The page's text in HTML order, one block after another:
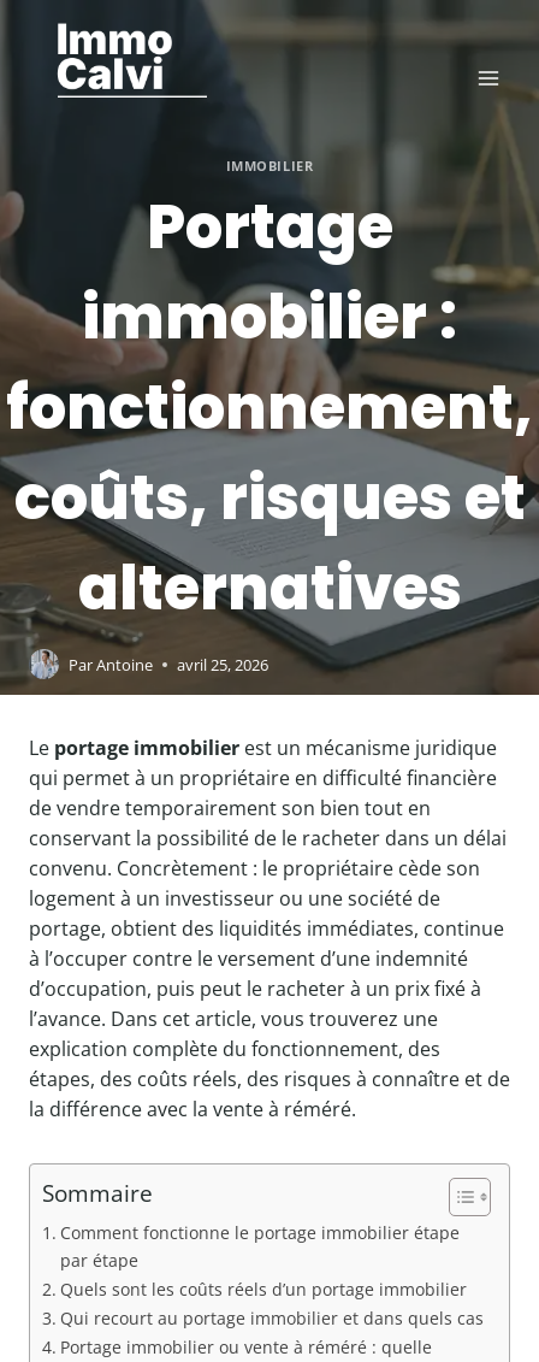
contenu
IMMOBILIER
Portage
immobilier :
fonctionnement,
coûts, risques et
alternatives
ParAntoine avril 25, 2026
Le portage immobilier est un mécanisme juridique
qui permet à un propriétaire en difficulté financière
de vendre temporairement son bien tout en
conservant la possibilité de le racheter dans un délai
convenu. Concrètement : le propriétaire cède son
logement à un investisseur ou une société de
portage, obtient des liquidités immédiates, continue
à l’occuper contre le versement d’une indemnité
d’occupation, puis peut le racheter à un prix fixé à
l’avance. Dans cet article, vous trouverez une
explication complète du fonctionnement, des
étapes, des coûts réels, des risques à connaître et de
la différence avec la vente à réméré.
Sommaire
Comment fonctionne le portage immobilier étape
par étape
Quels sont les coûts réels d’un portage immobilier
Qui recourt au portage immobilier et dans quels cas
Portage immobilier ou vente à réméré : quelle